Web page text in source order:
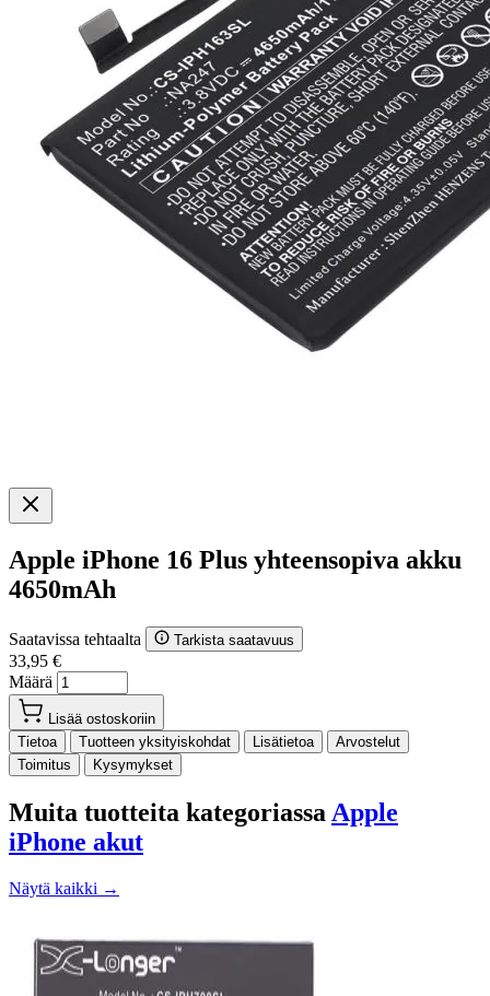
Apple iPhone 16 Plus yhteensopiva akku
4650mAh
Saatavissa tehtaalta Tarkista saatavuus
33,95 €
Määrä
Lisää ostoskoriin
Tietoa
Tuotteen yksityiskohdat Lisätietoa
Arvostelut
Toimitus
Kysymykset
Muita tuotteita kategoriassa Apple
iPhone akut
Näytä kaikki →